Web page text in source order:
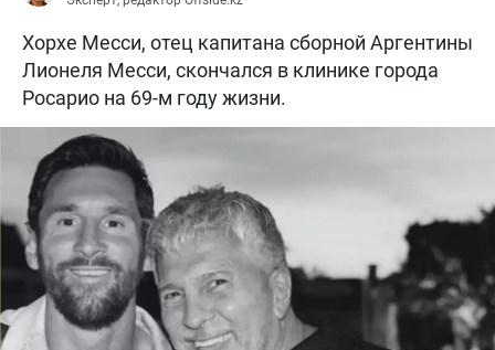
Хорхе Месси, отец капитана сборной Аргентины
Лионеля Месси, скончался в клинике города
Росарио на 69-м году жизни.